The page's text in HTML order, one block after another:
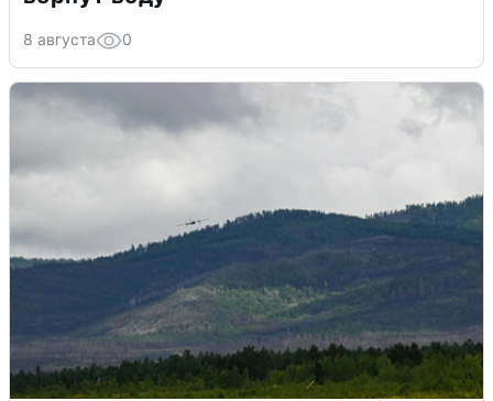
8 августа 0